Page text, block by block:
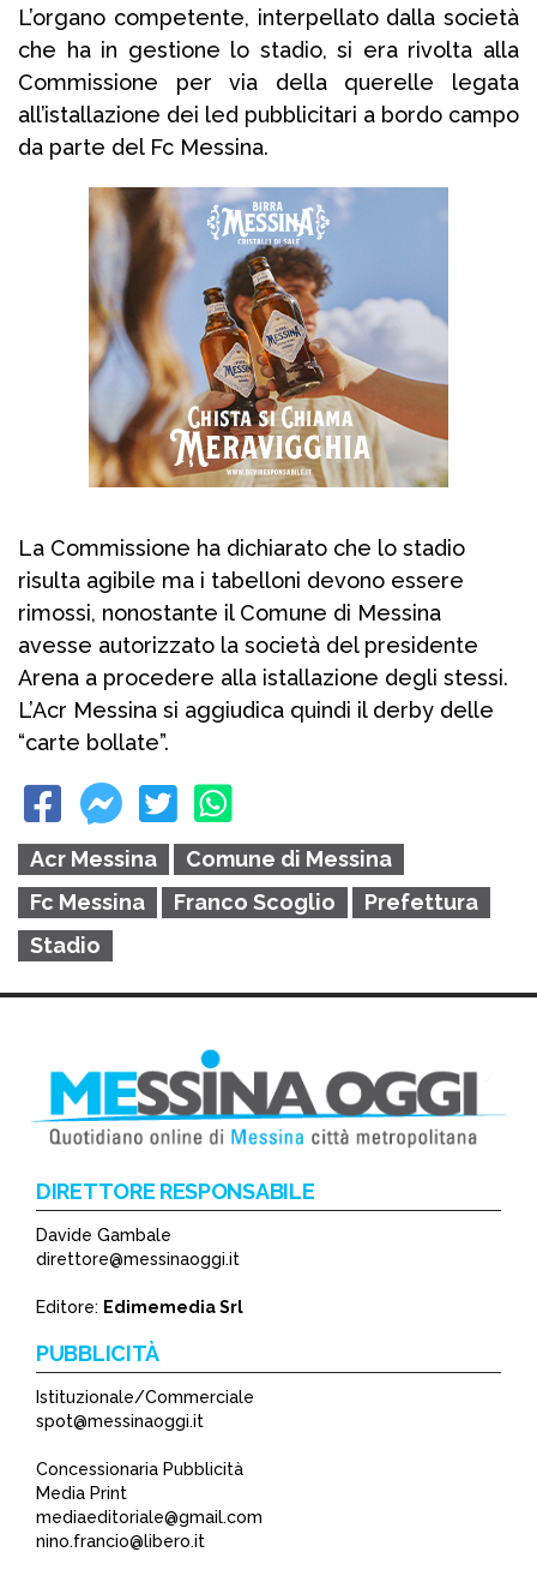
L’organo competente, interpellato dalla società
che ha in gestione lo stadio, si era rivolta alla
Commissione per via della querelle legata
all’istallazione dei led pubblicitari a bordo campo
da parte del Fc Messina.
La Commissione ha dichiarato che lo stadio
risulta agibile ma i tabelloni devono essere
rimossi, nonostante il Comune di Messina
avesse autorizzato la società del presidente
Arena a procedere alla istallazione degli stessi.
L’Acr Messina si aggiudica quindi il derby delle
“carte bollate”.
Acr Messina
Comune di Messina
Fc Messina
Franco Scoglio
Prefettura
Stadio
DIRETTORE RESPONSABILE
Davide Gambale
direttore@messinaoggi.it
Editore: Edimemedia Srl
PUBBLICITÀ
Istituzionale/Commerciale
spot@messinaoggi.it
Concessionaria Pubblicità
Media Print
mediaeditoriale@gmail.com
nino.francio@libero.it